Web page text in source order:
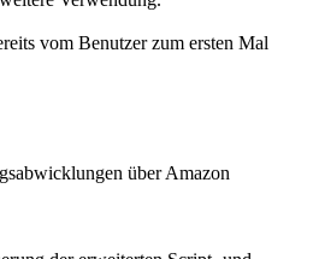
vom Benutzer zum ersten Mal
über Amazon